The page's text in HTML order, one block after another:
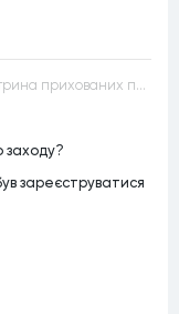
Доктрина виключних повноважень VS Доктрина прихованих повноважень
заходу?
зареєструватися